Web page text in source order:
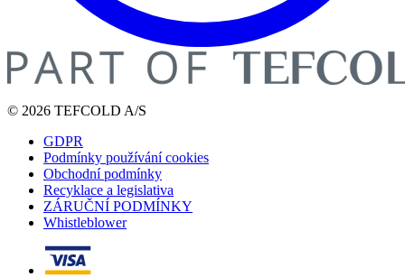
© 2026 TEFCOLD A/S
GDPR
Podmínky používání cookies
Obchodní podmínky
Recyklace a legislativa
ZÁRUČNÍ PODMÍNKY
Whistleblower